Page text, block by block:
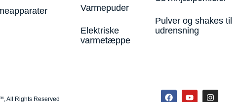
Varmepuder
Elektriske
varmetæppe
Pulver og shakes til
udrensning
All Rights Reserved